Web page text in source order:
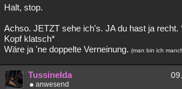
Halt, stop.
Achso. JETZT sehe ich's. JA du hast ja recht.
Kopf klatsch*
Wäre ja 'ne doppelte Verneinung. (man bin ich
Tussinelda
anwesend